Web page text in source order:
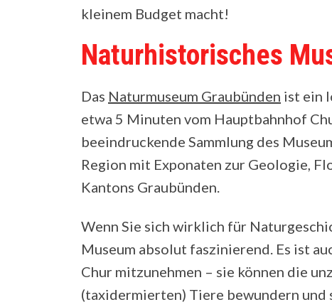
kleinem Budget macht!
Naturhistorisches
Das Naturmuseum Graubünden ist ein
etwa 5 Minuten vom Hauptbahnhof
beeindruckende Sammlung des
Region mit Exponaten zur Geologie,
Kantons Graubünden.
Wenn Sie sich wirklich für
Museum absolut faszinierend. Es ist
Chur mitzunehmen – sie können die
(taxidermierten) Tiere bewundern und